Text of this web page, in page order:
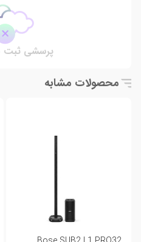
پرسشی ثبت
محصولات مشابه